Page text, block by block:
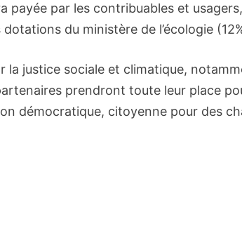
payée par les contribuables et
du ministère de l’écologie
la justice sociale et climatique,
prendront toute leur place
démocratique, citoyenne pour des